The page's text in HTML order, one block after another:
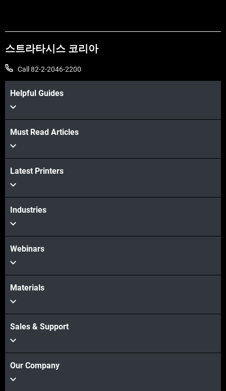
더보기
더보기
스트라타시스 코리아
Call 82-2-2046-2200
Helpful Guides
Must Read Articles
Latest Printers
Industries
Webinars
Materials
Sales & Support
Our Company